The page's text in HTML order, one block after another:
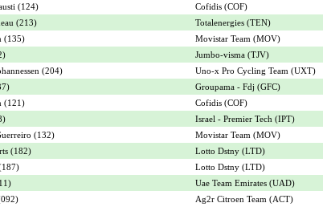
(124)
Cofidis (COF)
(213)
Totalenergies (TEN)
(135)
Movistar Team (MOV)
Jumbo-visma (TJV)
(204)
Uno-x Pro Cycling Team (UXT)
Groupama - Fdj (GFC)
(121)
Cofidis (COF)
Israel - Premier Tech (IPT)
(132)
Movistar Team (MOV)
(182)
Lotto Dstny (LTD)
Lotto Dstny (LTD)
Uae Team Emirates (UAD)
Ag2r Citroen Team (ACT)